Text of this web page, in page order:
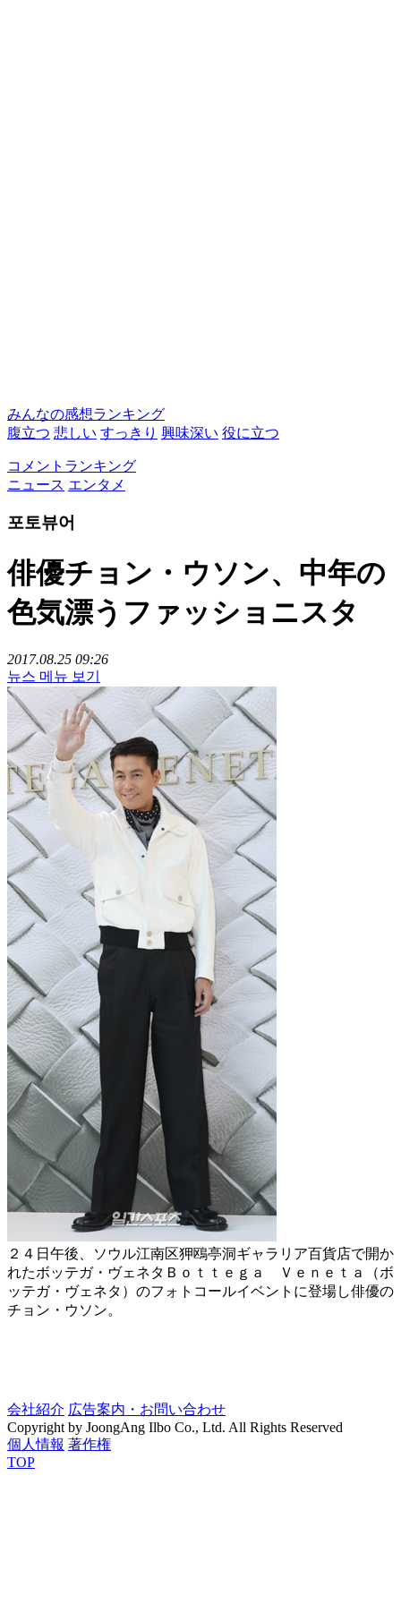
みんなの感想ランキング
腹立つ 悲しい すっきり 興味深い 役に立つ
コメントランキング
ニュース エンタメ
포토뷰어
俳優チョン・ウソン、中年の
色気漂うファッショニスタ
2017.08.25 09:26
뉴스 메뉴 보기
２４日午後、ソウル江南区狎鴎亭洞ギャラリア百貨店で開か
れたボッテガ・ヴェネタＢｏｔｔｅｇａ Ｖｅｎｅｔａ（ボ
ッテガ・ヴェネタ）のフォトコールイベントに登場し俳優の
チョン・ウソン。
会社紹介 広告案内・お問い合わせ
Copyright by JoongAng Ilbo Co., Ltd. All Rights Reserved
個人情報 著作権
TOP